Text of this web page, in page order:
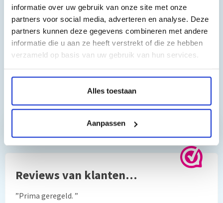
informatie over uw gebruik van onze site met onze
partners voor social media, adverteren en analyse. Deze
partners kunnen deze gegevens combineren met andere
informatie die u aan ze heeft verstrekt of die ze hebben
verzameld op basis van uw gebruik van hun services.
Alles toestaan
Aanpassen
Laserjet CP1510, HP Color Laserjet CP1515, HP Color Laserjet
CP1515N, HP Color Laserjet CP1518, HP Color Laserjet
CP1518N, HP Color Laserjet CP1518NI
Toch nog een vraag?
Hebt u vragen bij het artikel?
Reviews van klanten…
”Prima geregeld. ”